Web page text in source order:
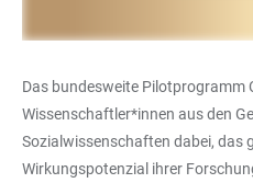
Das bundesweite Pilotprogramm
Wissenschaftler*innen aus den
Sozialwissenschaften dabei, das
Wirkungspotenzial ihrer